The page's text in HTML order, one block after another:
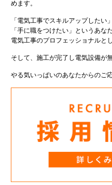
めます。
「電気工事でスキルアップしたい」
「手に職をつけたい」というあな
電気工事のプロフェッショナルと
そして、施工が完了し電気設備が
やる気いっぱいのあなたからのご